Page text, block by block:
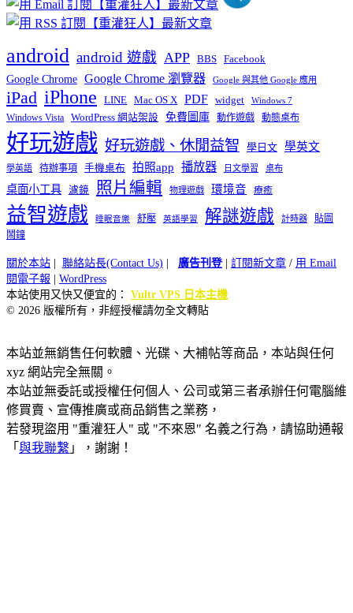
android android 遊戲 APP BBS Facebook
Google Chrome Google Chrome 瀏覽器 Google 與其他 Google 應用
iPad iPhone LINE Mac OS X PDF widget Windows 7
Windows Vista WordPress 網站架設 免費圖庫 動作遊戲 動態桌布
好玩遊戲 好玩遊戲、休閒益智 學日文 學英文
學英語 待辦事項 手機桌布 拍照app 播放器 日文學習 桌布
桌面小工具 濾鏡 照片編輯 物理遊戲 環境音 療癒
益智遊戲 睡眠音樂 舒壓 英語學習 解謎遊戲 計時器
貼圖
鬧鐘
關於本站 聯絡站長(Contact Us) 廣告刊登| 訂閱新文章 / 用 Email
閱電子報
WordPress
本站使用又快又便宜的： Vultr VPS 日本主機
© 2026 版權所有，非經授權請勿全文轉貼
本站並無銷售任何軟體、光碟、大補帖等商品，本站與任何
xyz 網站完全無關。
本站並無委託或授權任何個人、公司或第三者承辦任何電腦維
修買賣、宣傳推廣或商品銷售之業務，
若發現盜用 "重灌狂人" 或 "不來恩" 名義之行為，請協助通報
「 與我聯繫 」，謝謝！